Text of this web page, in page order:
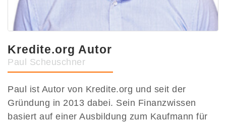
Kredite.org Autor
Paul Scheuschner
Paul ist Autor von Kredite.org und seit der
Gründung in 2013 dabei. Sein Finanzwissen
basiert auf einer Ausbildung zum Kaufmann für